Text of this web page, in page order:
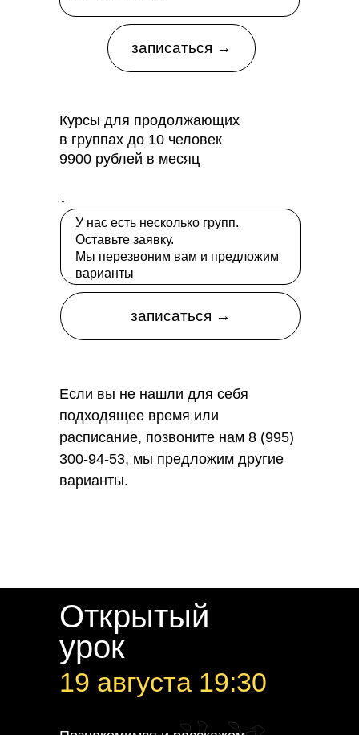
записаться →
Курсы для продолжающих
в группах до 10 человек
9900 рублей в месяц
↓
записаться →
У нас есть несколько групп.
Оставьте заявку.
Мы перезвоним вам и предложим
варианты
Если вы не нашли для себя
подходящее время или
расписание, позвоните нам 8 (995)
300-94-53, мы предложим другие
варианты.
Открытый
урок
19 августа 19:30